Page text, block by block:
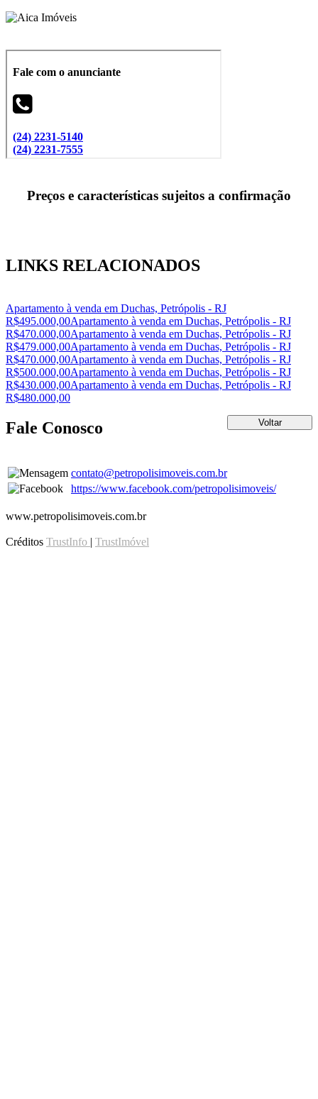
Preços e características sujeitos a confirmação
LINKS RELACIONADOS
Apartamento à venda em Duchas, Petrópolis - RJ
R$495.000,00Apartamento à venda em Duchas, Petrópolis - RJ
R$470.000,00Apartamento à venda em Duchas, Petrópolis - RJ
R$479.000,00Apartamento à venda em Duchas, Petrópolis - RJ
R$470.000,00Apartamento à venda em Duchas, Petrópolis - RJ
R$500.000,00Apartamento à venda em Duchas, Petrópolis - RJ
R$430.000,00Apartamento à venda em Duchas, Petrópolis - RJ
R$480.000,00
Fale Conosco
contato@petropolisimoveis.com.br
https://www.facebook.com/petropolisimoveis/
www.petropolisimoveis.com.br
Créditos TrustInfo | TrustImóvel